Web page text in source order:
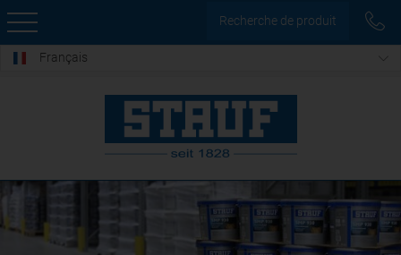
Recherche de produit
Français